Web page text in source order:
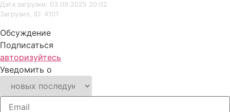
Дата загрузки: 03.09.2025 20:02
Загрузил, ID: 4101
Обсуждение
Подписаться
авторизуйтесь
Уведомить о